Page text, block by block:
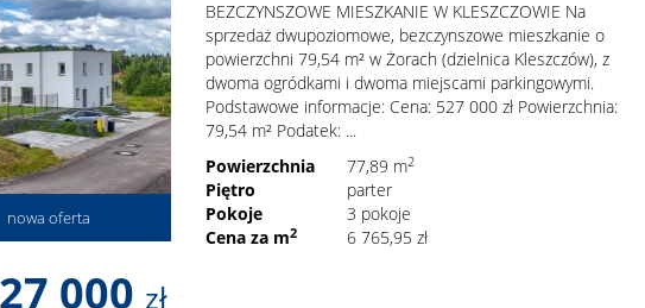
nowa oferta
BEZCZYNSZOWE MIESZKANIE W KLESZCZOWIE Na
sprzedaż dwupoziomowe, bezczynszowe mieszkanie o
powierzchni 79,54 m² w Żorach (dzielnica Kleszczów), z
dwoma ogródkami i dwoma miejscami parkingowymi.
Podstawowe informacje: Cena: 527 000 zł Powierzchnia:
79,54 m² Podatek: ...
Powierzchnia
77,89 m2
Piętro
parter
Pokoje
3 pokoje
Cena za m2 6 765,95 zł
000 zł